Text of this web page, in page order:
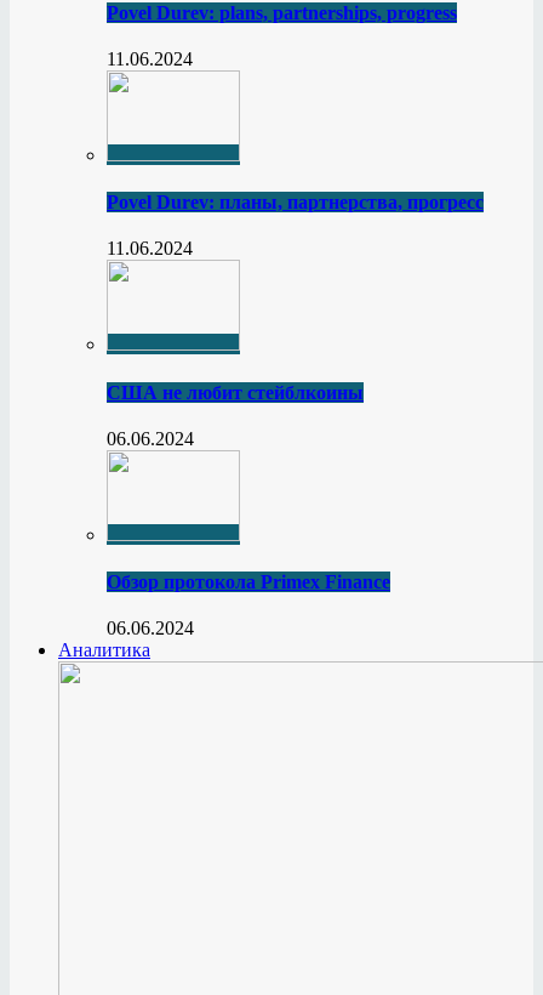
Povel Durev: plans, partnerships, progress
11.06.2024
Povel Durev: планы, партнерства, прогресс
11.06.2024
США не любит стейблкоины
06.06.2024
Обзор протокола Primex Finance
06.06.2024
Аналитика